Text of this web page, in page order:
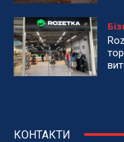
КОНТАКТИ